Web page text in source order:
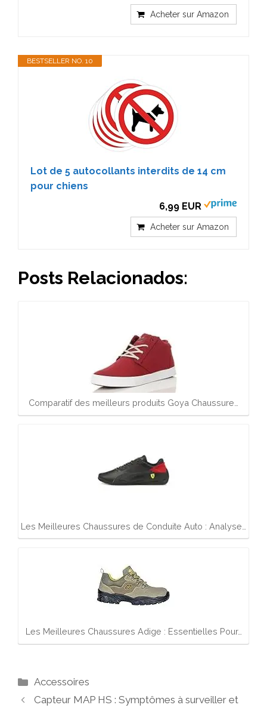
Acheter sur Amazon
BESTSELLER NO. 10
Lot de 5 autocollants interdits de 14 cm
pour chiens
6,99 EUR
Acheter sur Amazon
Posts Relacionados:
Comparatif des meilleurs produits Goya Chaussure…
Les Meilleures Chaussures de Conduite Auto : Analyse…
Les Meilleures Chaussures Adige : Essentielles Pour…
Catégories
Accessoires
Capteur MAP HS : Symptômes à surveiller et